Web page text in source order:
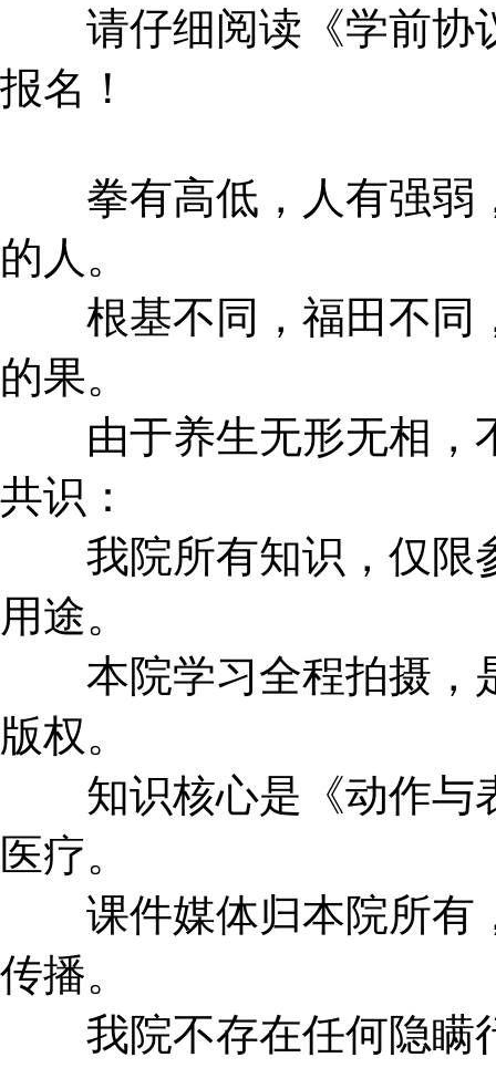
请仔细阅读《学前协
报名！
拳有高低，人有强弱
的人。
根基不同，福田不同
的果。
由于养生无形无相，
共识：
我院所有知识，仅限
用途。
本院学习全程拍摄，
版权。
知识核心是《动作与
医疗。
课件媒体归本院所有
传播。
我院不存在任何隐瞒